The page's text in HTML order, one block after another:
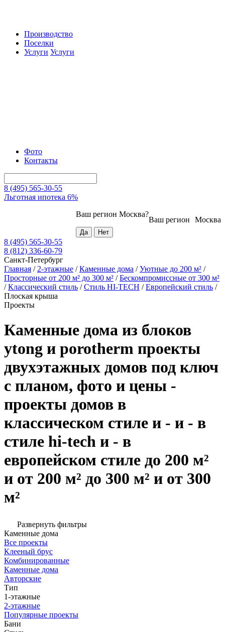
Производство
Поселки
Услуги Услуги
Фото
Контакты
8 (495) 565-30-55
Льготная ипотека 6%
Москва
Ваш регион
Ваш регион Москва?
8 (495) 565-30-55
8 (812) 336-60-79
Санкт-Петербург
Главная / 2-этажные /Каменные дома /Уютные до 200 м² /
Просторные от 200 м² до 300 м² /Бескомпромиссные от 300 м²
/Классический стиль /Стиль HI-TECH /Европейский стиль /
Плоская крыша
Проекты
Каменные дома из блоков
ytong и porotherm проекты
двухэтажных домов под ключ
с планом, фото и цены -
проекты домов в
классическом стиле и - и - в
стиле hi-tech и - в
европейском стиле до 200 м²
и от 200 м² до 300 м² и от 300
м²
Развернуть фильтры
Каменные дома
Все проекты
Клееный брус
Комбинированные
Каменные дома
Авторские
Тип
1-этажные
2-этажные
Популярные проекты
Бани